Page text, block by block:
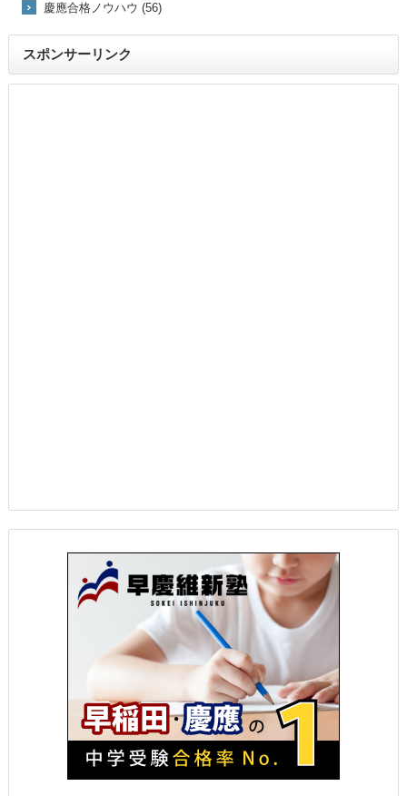
慶應合格ノウハウ (56)
スポンサーリンク